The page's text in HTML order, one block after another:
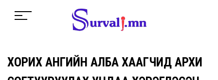
ХОРИХ АНГИЙН АЛБА ХААГЧИД АРХИ